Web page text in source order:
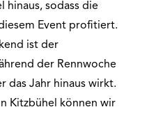
hinaus, sodass die
Event profitiert.
ist der
der Rennwoche
das Jahr hinaus wirkt.
Kitzbühel können wir